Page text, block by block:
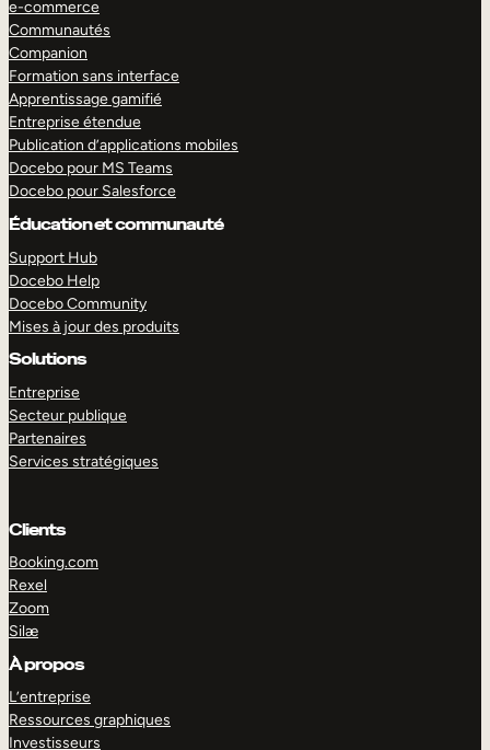
e-commerce
Communautés
Companion
Formation sans interface
Apprentissage gamifié
Entreprise étendue
Publication d’applications mobiles
Docebo pour MS Teams
Docebo pour Salesforce
Éducation et communauté
Support Hub
Docebo Help
Docebo Community
Mises à jour des produits
Solutions
Entreprise
Secteur publique
Partenaires
Services stratégiques
Clients
Booking.com
Rexel
Zoom
Silæ
À propos
L’entreprise
Ressources graphiques
Investisseurs